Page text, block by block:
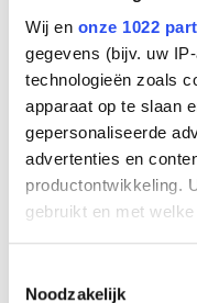
Wij en onze 1022
gegevens (bijv. uw
technologieën zoals
apparaat op te slaan
gepersonaliseerde
advertenties en
productontwikkeling.
gebruikt en met welke
Informatie
Noodzakelijk